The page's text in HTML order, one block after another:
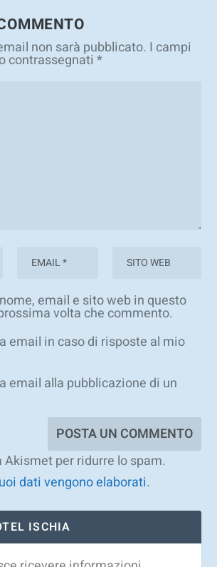
non sarà pubblicato. I campi
contrassegnati*
email e sito web in questo
volta che commento.
email in caso di risposte al mio
email alla pubblicazione di un
Akismet per ridurre lo spam.
dati vengono elaborati.
ISCHIA